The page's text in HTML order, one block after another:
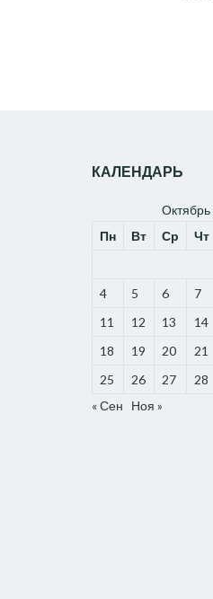
КАЛЕНДАРЬ
Октябрь
Пн
Вт Ср Чт
4
5 6 7
11
12 13 14
18
19 20 21
25
26 27 28
« Сен
Ноя »